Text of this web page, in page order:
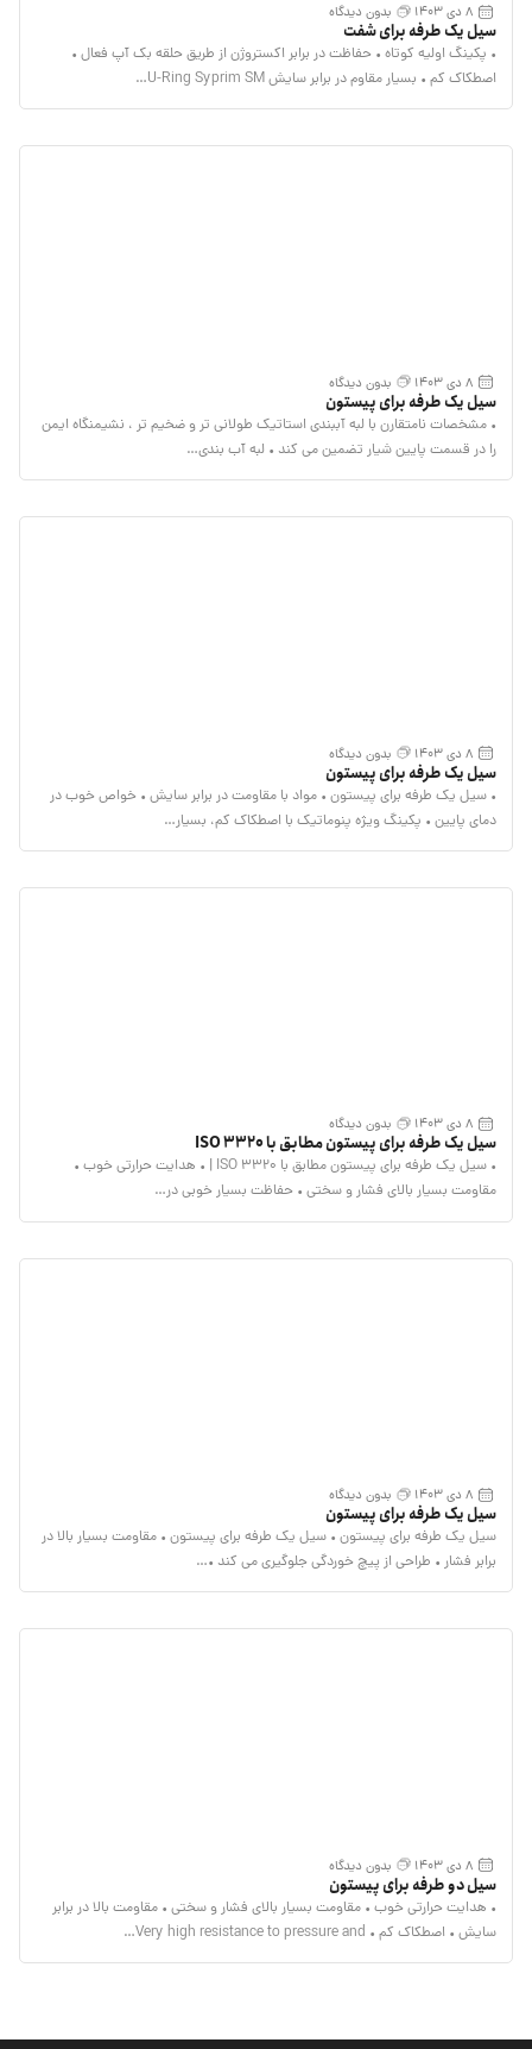
8 دی 1403 بدون دیدگاه
سیل یک طرفه برای شفت
• پکینگ اولیه کوتاه • حفاظت در برابر اکستروژن از طریق حلقه بک آپ فعال •
اصطکاک کم • بسیار مقاوم در برابر سایش U-Ring Syprim SM…
8 دی 1403 بدون دیدگاه
سیل یک طرفه برای پیستون
• مشخصات نامتقارن با لبه آببندی استاتیک طولانی تر و ضخیم تر ، نشیمنگاه ایمن
را در قسمت پایین شیار تضمین می کند • لبه آب بندی…
8 دی 1403 بدون دیدگاه
سیل یک طرفه برای پیستون
• سیل یک طرفه برای پیستون • مواد با مقاومت در برابر سایش • خواص خوب در
دمای پایین • پکینگ ویژه پنوماتیک با اصطکاک کم، بسیار…
8 دی 1403 بدون دیدگاه
سیل یک طرفه برای پیستون مطابق با ISO 3320
• سیل یک طرفه برای پیستون مطابق با ISO 3320 | • هدایت حرارتی خوب •
مقاومت بسیار بالای فشار و سختی • حفاظت بسیار خوبی در…
8 دی 1403 بدون دیدگاه
سیل یک طرفه برای پیستون
سیل یک طرفه برای پیستون • سیل یک طرفه برای پیستون • مقاومت بسیار بالا در
برابر فشار • طراحی از پیچ خوردگی جلوگیری می کند •…
8 دی 1403 بدون دیدگاه
سیل دو طرفه برای پیستون
• هدایت حرارتی خوب • مقاومت بسیار بالای فشار و سختی • مقاومت بالا در برابر
سایش • اصطکاک کم • Very high resistance to pressure and…